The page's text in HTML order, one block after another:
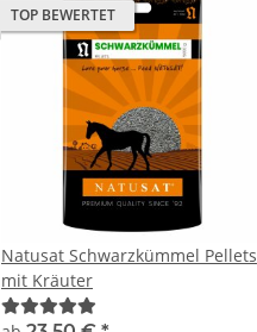
TOP BEWERTET
Natusat Schwarzkümmel Pellets
mit Kräuter